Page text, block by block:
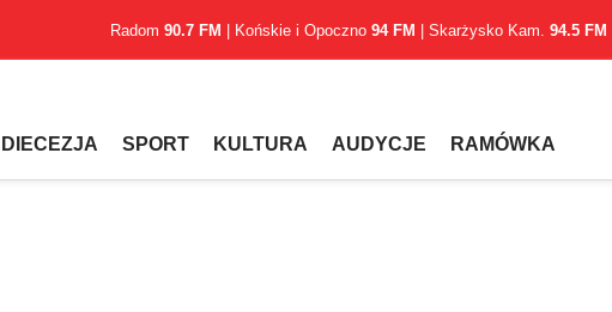
Radom 90.7 FM | Końskie i Opoczno 94 FM | Skarżysko Kam. 94.5 FM
DIECEZJA SPORT KULTURA AUDYCJE RAMÓWKA